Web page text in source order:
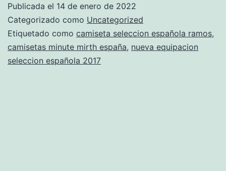
De
España
–
Wikipedia,
Publicada el 14 de enero de 2022
Categorizado como Uncategorized
Etiquetado como camiseta seleccion española ramos,
camisetas minute mirth españa, nueva equipacion
seleccion española 2017